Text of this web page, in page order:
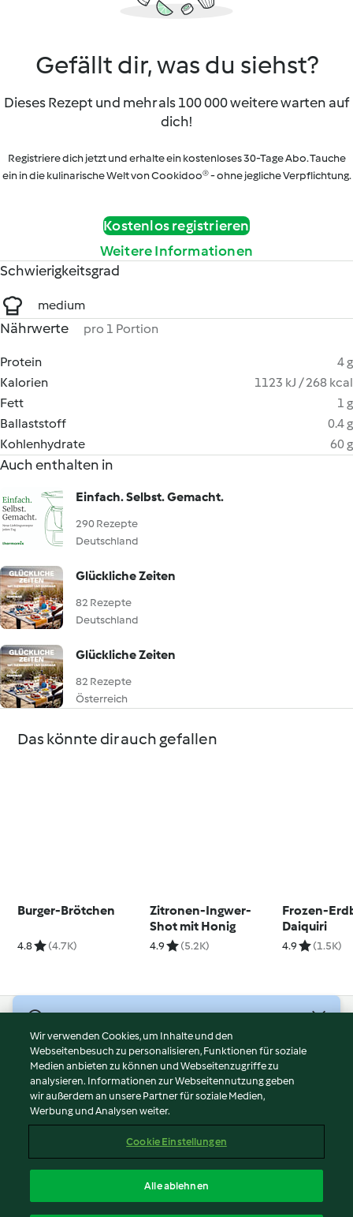
Gefällt dir, was du siehst?
Dieses Rezept und mehr als 100 000 weitere warten auf
dich!
Registriere dich jetzt und erhalte ein kostenloses 30-Tage Abo. Tauche
ein in die kulinarische Welt von Cookidoo® - ohne jegliche Verpflichtung.
Kostenlos registrieren
Weitere Informationen
Schwierigkeitsgrad
medium
Nährwerte pro 1 Portion
Protein
4 g
Kalorien
1123 kJ / 268 kcal
Fett
1 g
Ballaststoff
0.4 g
Kohlenhydrate
60 g
Auch enthalten in
Einfach. Selbst. Gemacht.
290 Rezepte
Deutschland
Glückliche Zeiten
82 Rezepte
Deutschland
Glückliche Zeiten
82 Rezepte
Österreich
Das könnte dir auch gefallen
Burger-Brötchen
4.8 (4.7K)
Zitronen-Ingwer-
Shot mit Honig
4.9 (5.2K)
Frozen-
Daiquiri
4.9 (1.5K)
Nutzungsbedingungen
Datenschutzrichtlinien
Disclaimer
Impressum
Inhalt melden
Erklärung zur Barrierefreiheit
Wir verwenden Cookies, um Inhalte und den
Webseitenbesuch zu personalisieren, Funktionen für soziale
Medien anbieten zu können und Webseitenzugriffe zu
analysieren. Informationen zur Webseitennutzung geben
wir außerdem an unsere Partner für soziale Medien,
Werbung und Analysen weiter.
Cookie Einstellungen
Alle ablehnen